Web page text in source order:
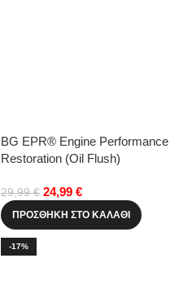
BG EPR® Engine Performance
Restoration (Oil Flush)
29,99€ 24,99 €
ΠΡΟΣΘΉΚΗ ΣΤΟ ΚΑΛΆΘΙ
-17%